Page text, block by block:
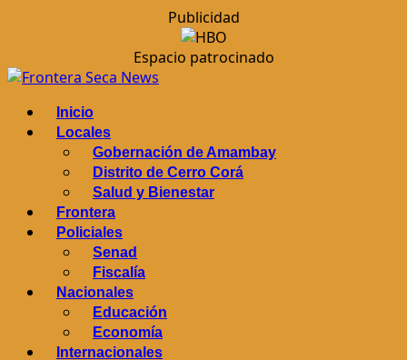
Publicidad
Espacio patrocinado
Saltar
contenido
Menú
principal
Inicio
Locales
Gobernación de Amambay
Distrito de Cerro Corá
Salud y Bienestar
Frontera
Policiales
Senad
Fiscalía
Nacionales
Educación
Economía
Internacionales